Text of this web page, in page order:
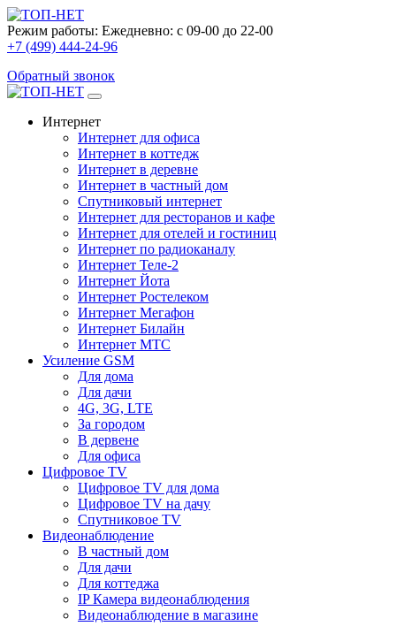
Режим работы: Ежедневно: с 09-00 до 22-00
+7 (499) 444-24-96
Обратный звонок
Интернет
Интернет для офиса
Интернет в коттедж
Интернет в деревне
Интернет в частный дом
Спутниковый интернет
Интернет для ресторанов и кафе
Интернет для отелей и гостиниц
Интернет по радиоканалу
Интернет Теле-2
Интернет Йота
Интернет Ростелеком
Интернет Мегафон
Интернет Билайн
Интернет МТС
Усиление GSM
Для дома
Для дачи
4G, 3G, LTE
За городом
В дервене
Для офиса
Цифровое TV
Цифровое TV для дома
Цифровое TV на дачу
Спутниковое TV
Видеонаблюдение
В частный дом
Для дачи
Для коттеджа
IP Камера видеонаблюдения
Видеонаблюдение в магазине